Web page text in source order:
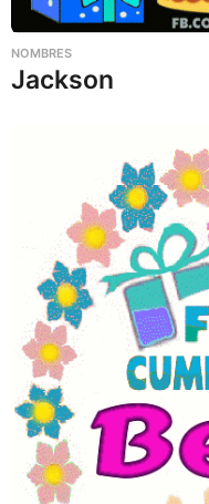
NOMBRES
Jackson